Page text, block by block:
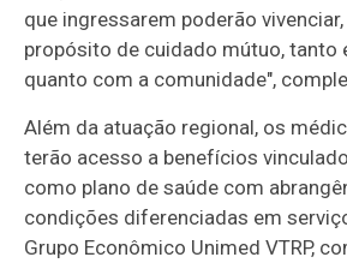
que ingressarem poderão
propósito de cuidado mútuo, tanto
quanto com a comunidade",
Além da atuação regional, os
terão acesso a benefícios
como plano de saúde com
condições diferenciadas em
Grupo Econômico Unimed VTRP,